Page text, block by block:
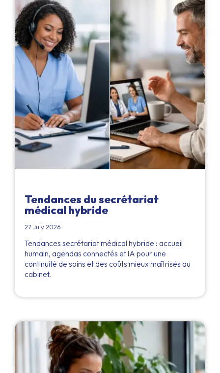
Tendances du secrétariat
médical hybride
27 July 2026
Tendances secrétariat médical hybride : accueil
humain, agendas connectés et IA pour une
continuité de soins et des coûts mieux maîtrisés au
cabinet.